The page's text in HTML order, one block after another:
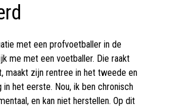
met een profvoetballer in de
me met een voetballer. Die raakt
maakt zijn rentree in het tweede en
het eerste. Nou, ik ben chronisch
en kan niet herstellen. Op dit